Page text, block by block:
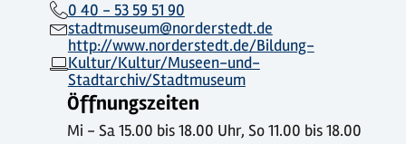
0 40 - 53 59 51 90
stadtmuseum@norderstedt.de
http://www.norderstedt.de/Bildung-
Kultur/Kultur/Museen-und-
Stadtarchiv/Stadtmuseum
Öffnungszeiten
Mi - Sa 15.00 bis 18.00 Uhr, So 11.00 bis 18.00